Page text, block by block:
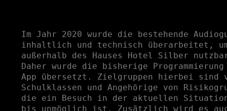
Im Jahr 2020 wurde die bestehende
inhaltlich und technisch überarbeitet,
außerhalb des Hauses Hotel Silber
Daher wurde die bisherige
App übersetzt. Zielgruppen hierbei sind
Schulklassen und Angehörige von
die ein Besuch in der aktuellen
bis unmöglich ist. Zusätzlich wird es